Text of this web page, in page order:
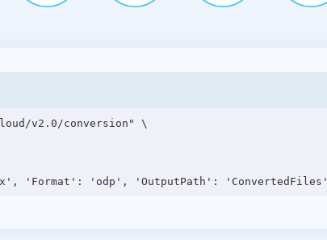
v2.0/conversion" \